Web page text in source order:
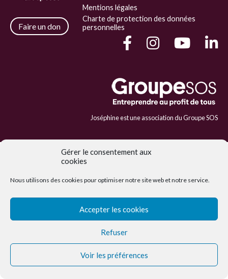
Gérer le consentement aux
cookies
Nous utilisons des cookies pour optimiser notre site web et notre service.
Accepter les cookies
Refuser
Voir les préférences
Faire un don
Mentions légales
Charte de protection des données
personnelles
Joséphine est une association du Groupe SOS